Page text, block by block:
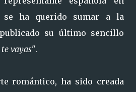
se ha querido sumar a la
su último sencillo
vayas".
romántico, ha sido creada